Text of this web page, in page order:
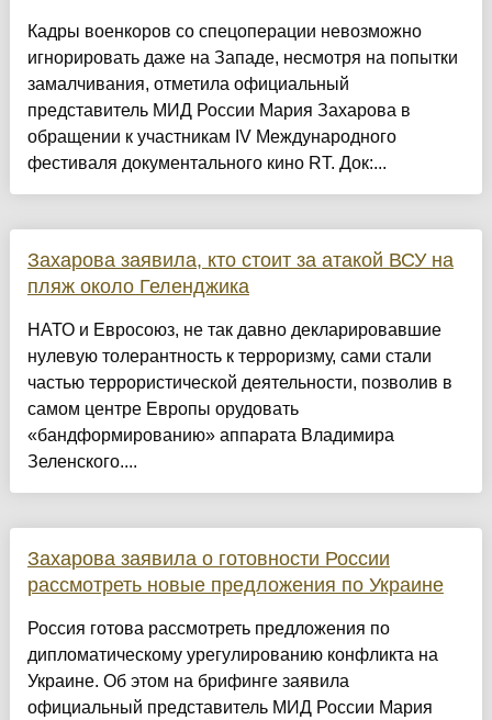
Кадры военкоров со спецоперации невозможно
игнорировать даже на Западе, несмотря на попытки
замалчивания, отметила официальный
представитель МИД России Мария Захарова в
обращении к участникам IV Международного
фестиваля документального кино RT. Док:...
Захарова заявила, кто стоит за атакой ВСУ на
пляж около Геленджика
НАТО и Евросоюз, не так давно декларировавшие
нулевую толерантность к терроризму, сами стали
частью террористической деятельности, позволив в
самом центре Европы орудовать
«бандформированию» аппарата Владимира
Зеленского....
Захарова заявила о готовности России
рассмотреть новые предложения по Украине
Россия готова рассмотреть предложения по
дипломатическому урегулированию конфликта на
Украине. Об этом на брифинге заявила
официальный представитель МИД России Мария